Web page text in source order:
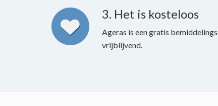
3. Het is kosteloos
Ageras is een gratis
vrijblijvend.